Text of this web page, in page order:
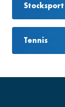
Stocksport
Tennis